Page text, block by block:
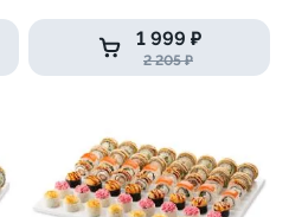
1 999 ₽
2 205 ₽